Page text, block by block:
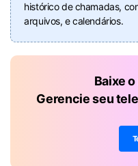
histórico de chamadas,
arquivos, e calendários.
Baixe
Gerencie seu